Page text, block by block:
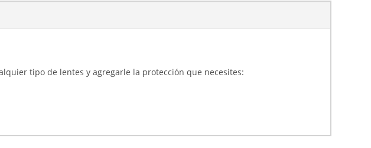
tipo de lentes y agregarle la protección que necesites: